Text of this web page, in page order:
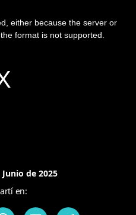
either because the server or
format is not supported.
Junio de 2025
en: